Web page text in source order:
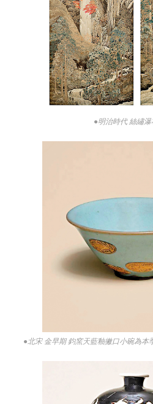
●明治時代 絲繡
●北宋 金早期 鈞窯天藍釉撇口小碗為本